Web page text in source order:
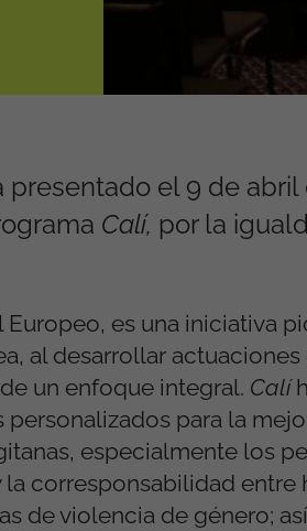
presentado el 9 de
Calí, por la
es una iniciativa
al desarrollar
un enfoque integral. Calí
para la
especialmente los
corresponsabilidad entre
de violencia de género;